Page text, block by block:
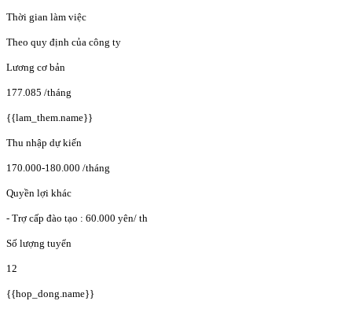
Thời gian làm việc
Theo quy định của công ty
Lương cơ bản
177.085 /tháng
{{lam_them.name}}
Thu nhập dự kiến
170.000-180.000 /tháng
Quyền lợi khác
- Trợ cấp đào tạo : 60.000 yên/ th
Số lượng tuyển
12
{{hop_dong.name}}